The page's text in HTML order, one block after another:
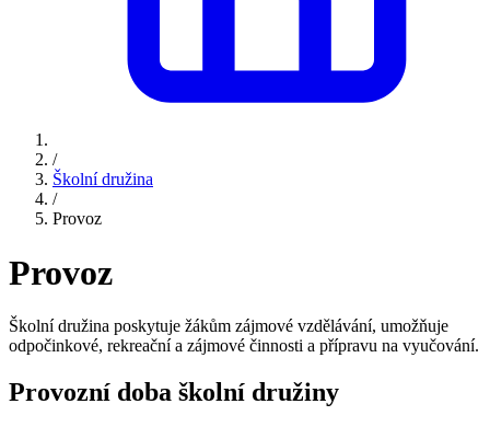
/
Školní družina
/
Provoz
Provoz
Školní družina poskytuje žákům zájmové vzdělávání, umožňuje
odpočinkové, rekreační a zájmové činnosti a přípravu na vyučování.
Provozní doba školní družiny